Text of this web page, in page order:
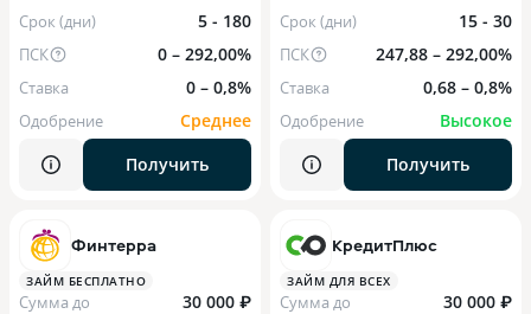
Срок (дни) 5 - 180
ПСК 0 – 292,00%
Ставка 0 – 0,8%
Одобрение
Среднее
Получить
Срок (дни) 15 - 30
ПСК 247,88 – 292,00%
Ставка 0,68 – 0,8%
Одобрение
Высокое
Получить
Финтерра
ЗАЙМ БЕСПЛАТНО
Сумма до 30 000 ₽
КредитПлюс
ЗАЙМ ДЛЯ ВСЕХ
Сумма до 30 000 ₽